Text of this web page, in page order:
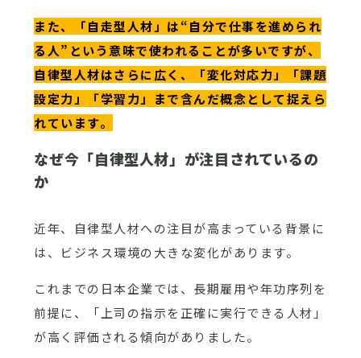
また、「自走型人材」は“自分で仕事を進められ
る人”という意味で使われることが多いですが、
自律型人材はさらに広く、「変化対応力」「課題
設定力」「学習力」まで含んだ概念として捉えら
れています。
なぜ今「自律型人材」が注目されているの
か
近年、自律型人材への注目が高まっている背景に
は、ビジネス環境の大きな変化があります。
これまでの日本企業では、長期雇用や年功序列を
前提に、「上司の指示を正確に実行できる人材」
が高く評価される傾向がありました。